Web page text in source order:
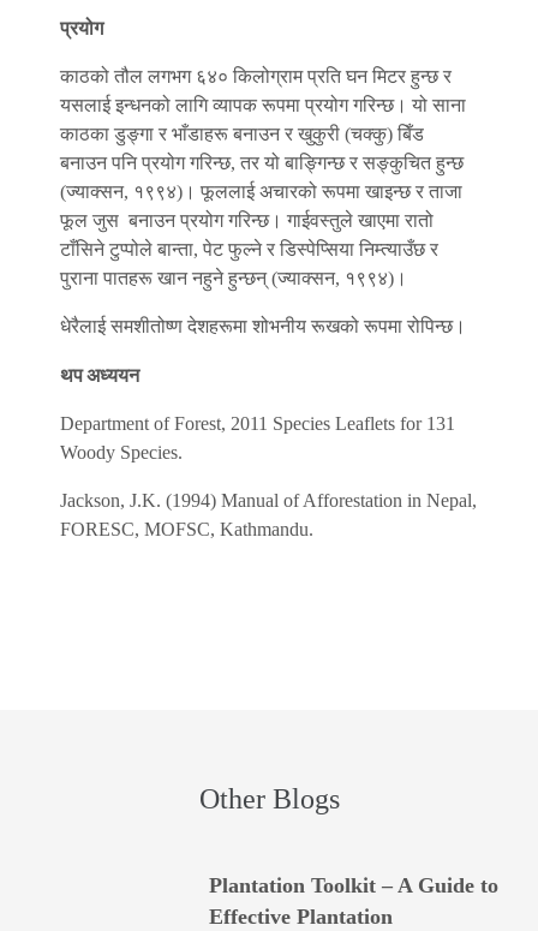
प्रयोग
काठको तौल लगभग ६४० किलोग्राम प्रति घन मिटर हुन्छ र
यसलाई इन्धनको लागि व्यापक रूपमा प्रयोग गरिन्छ। यो साना
काठका डुङ्गा र भाँडाहरू बनाउन र खुकुरी (चक्कु) बिँड
बनाउन पनि प्रयोग गरिन्छ, तर यो बाङ्गिन्छ र सङ्कुचित हुन्छ
(ज्याक्सन, १९९४)। फूललाई अचारको रूपमा खाइन्छ र ताजा
फूल जुस बनाउन प्रयोग गरिन्छ। गाईवस्तुले खाएमा रातो
टाँसिने टुप्पोले बान्ता, पेट फुल्ने र डिस्पेप्सिया निम्त्याउँछ र
पुराना पातहरू खान नहुने हुन्छन् (ज्याक्सन, १९९४)।
धेरैलाई समशीतोष्ण देशहरूमा शोभनीय रूखको रूपमा रोपिन्छ।
थप अध्ययन
Department of Forest, 2011 Species Leaflets for 131
Woody Species.
Jackson, J.K. (1994) Manual of Afforestation in Nepal,
FORESC, MOFSC, Kathmandu.
Other Blogs
Plantation Toolkit – A Guide to
Effective Plantation